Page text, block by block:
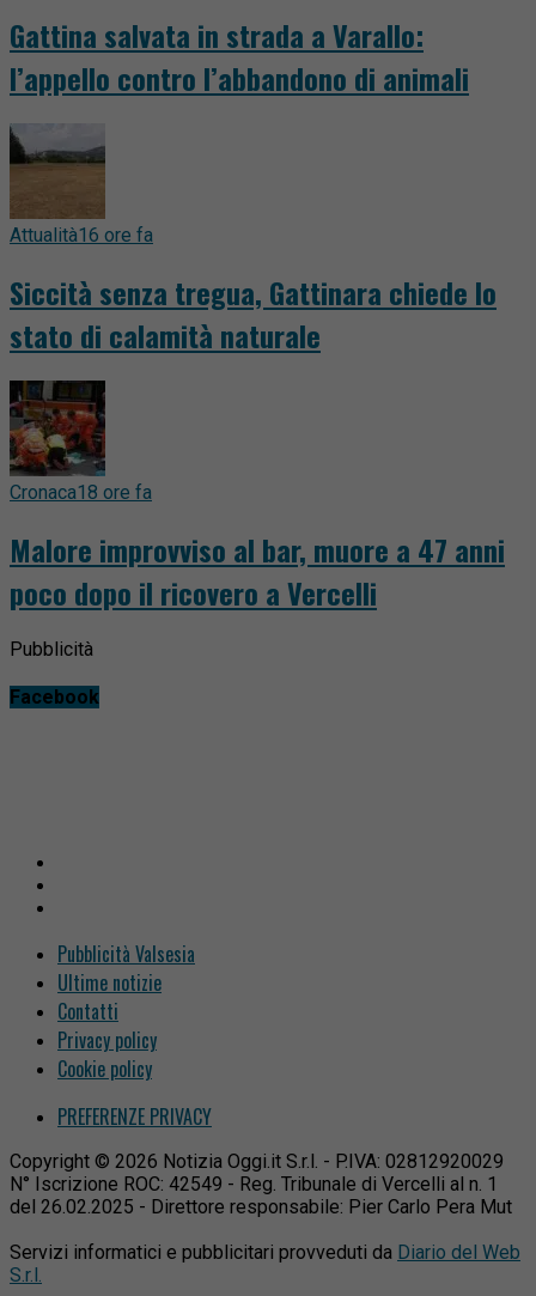
Gattina salvata in strada a Varallo:
l’appello contro l’abbandono di animali
Attualità16 ore fa
Siccità senza tregua, Gattinara chiede lo
stato di calamità naturale
Cronaca18 ore fa
Malore improvviso al bar, muore a 47 anni
poco dopo il ricovero a Vercelli
Pubblicità
Facebook
Pubblicità Valsesia
Ultime notizie
Contatti
Privacy policy
Cookie policy
PREFERENZE PRIVACY
Copyright © 2026 Notizia Oggi.it S.r.l. - P.IVA: 02812920029
N° Iscrizione ROC: 42549 - Reg. Tribunale di Vercelli al n. 1
del 26.02.2025 - Direttore responsabile: Pier Carlo Pera Mut
Servizi informatici e pubblicitari provveduti da Diario del Web
S.r.l.